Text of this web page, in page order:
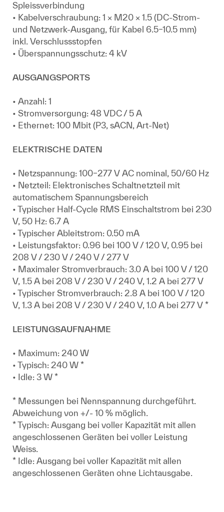
Spleissverbindung
• Kabelverschraubung: 1 × M20 × 1.5 (DC-Strom-
und Netzwerk-Ausgang, für Kabel 6.5–10.5 mm)
inkl. Verschlussstopfen
• Überspannungsschutz: 4 kV
AUSGANGSPORTS
• Anzahl: 1
• Stromversorgung: 48 VDC / 5 A
• Ethernet: 100 Mbit (P3, sACN, Art-Net)
ELEKTRISCHE DATEN
• Netzspannung: 100–277 V AC nominal, 50/60 Hz
• Netzteil: Elektronisches Schaltnetzteil mit
automatischem Spannungsbereich
• Typischer Half-Cycle RMS Einschaltstrom bei 230
V, 50 Hz: 6.7 A
• Typischer Ableitstrom: 0.50 mA
• Leistungsfaktor: 0.96 bei 100 V / 120 V, 0.95 bei
208 V / 230 V / 240 V / 277 V
• Maximaler Stromverbrauch: 3.0 A bei 100 V / 120
V, 1.5 A bei 208 V / 230 V / 240 V, 1.2 A bei 277 V
• Typischer Stromverbrauch: 2.8 A bei 100 V / 120
V, 1.3 A bei 208 V / 230 V / 240 V, 1.0 A bei 277 V *
LEISTUNGSAUFNAHME
• Maximum: 240 W
• Typisch: 240 W *
• Idle: 3 W *
* Messungen bei Nennspannung durchgeführt.
Abweichung von +/- 10 % möglich.
* Typisch: Ausgang bei voller Kapazität mit allen
angeschlossenen Geräten bei voller Leistung
Weiss.
* Idle: Ausgang bei voller Kapazität mit allen
angeschlossenen Geräten ohne Lichtausgabe.